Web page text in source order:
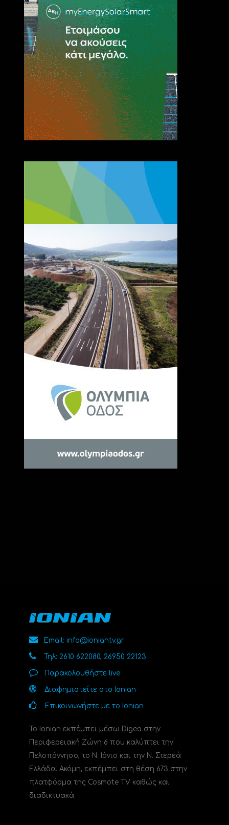
Email: info@ioniantv.gr
Τηλ: 2610 622080, 26950 22123
Παρακολουθήστε live
Διαφημιστείτε στο Ionian
Επικοινωνήστε με το Ionian
Το Ionian εκπέμπει μέσω Digea στην
Περιφερειακή Ζώνη 6 που καλύπτει την
Πελοπόννησο, το N. Ιόνιο και την Ν. Στερεά
Ελλάδα. Ακόμη, εκπέμπει στη θέση 673 στην
πλατφόρμα της Cosmote TV καθώς και
διαδικτυακά.